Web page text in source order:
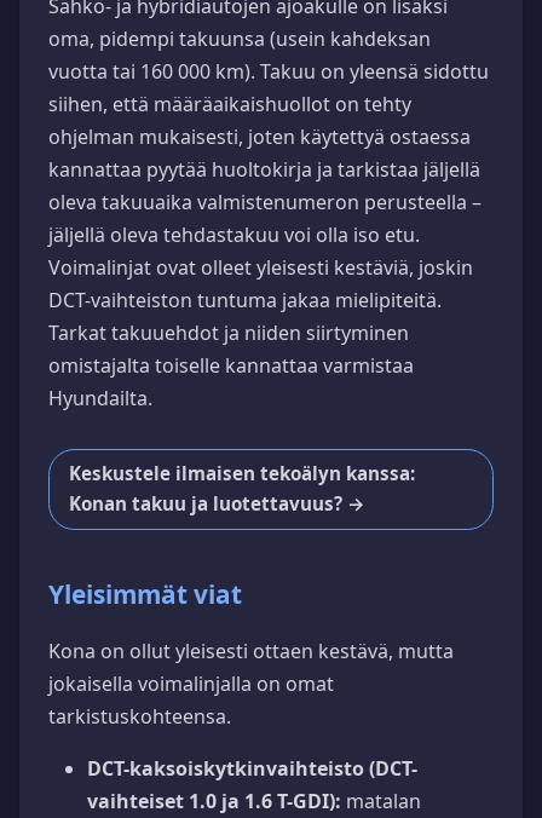
Sähkö- ja hybridiautojen ajoakulle on lisäksi
oma, pidempi takuunsa (usein kahdeksan
vuotta tai 160 000 km). Takuu on yleensä sidottu
siihen, että määräaikaishuollot on tehty
ohjelman mukaisesti, joten käytettyä ostaessa
kannattaa pyytää huoltokirja ja tarkistaa jäljellä
oleva takuuaika valmistenumeron perusteella –
jäljellä oleva tehdastakuu voi olla iso etu.
Voimalinjat ovat olleet yleisesti kestäviä, joskin
DCT-vaihteiston tuntuma jakaa mielipiteitä.
Tarkat takuuehdot ja niiden siirtyminen
omistajalta toiselle kannattaa varmistaa
Hyundailta.
Keskustele ilmaisen tekoälyn kanssa:
Konan takuu ja luotettavuus? →
Yleisimmät viat
Kona on ollut yleisesti ottaen kestävä, mutta
jokaisella voimalinjalla on omat
tarkistuskohteensa.
DCT-kaksoiskytkinvaihteisto (DCT-
vaihteiset 1.0 ja 1.6 T-GDI): matalan